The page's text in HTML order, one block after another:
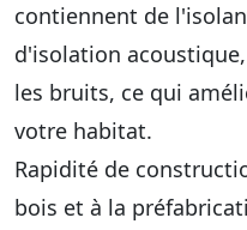
contiennent de
d'isolation
les bruits, ce qui
votre habitat.
Rapidité de
bois et à la